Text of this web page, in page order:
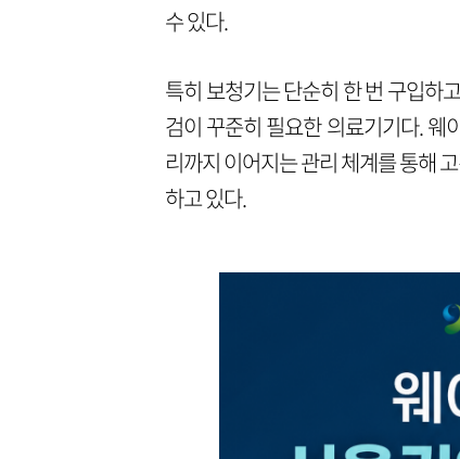
수 있다.
특히 보청기는 단순히 한 번 구입하
검이 꾸준히 필요한 의료기기다. 웨
리까지 이어지는 관리 체계를 통해
하고 있다.